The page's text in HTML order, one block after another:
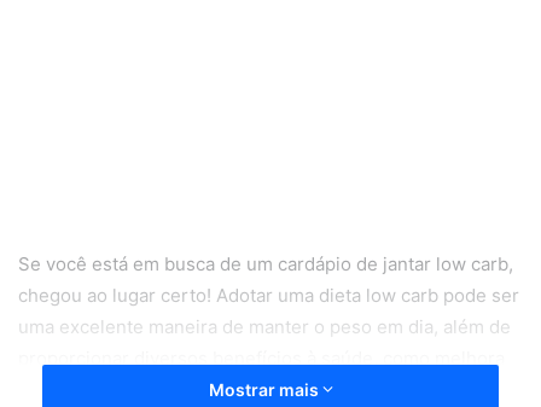
Se você está em busca de um cardápio de jantar low carb,
chegou ao lugar certo! Adotar uma dieta low carb pode ser
uma excelente maneira de manter o peso em dia, além de
na disposição e controle dos níveis de açúcar no sangue.
Mostrar mais